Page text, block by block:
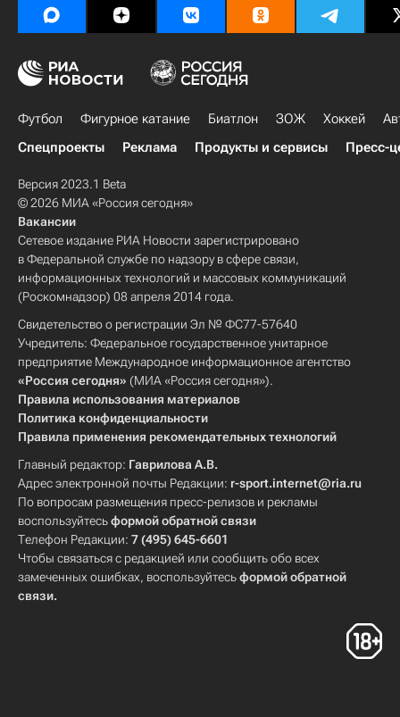
Футбол Фигурное катание Биатлон ЗОЖ Хоккей
Спецпроекты
Реклама Продукты и сервисы Пресс-
Версия 2023.1 Beta
© 2026 МИА «Россия сегодня»
Вакансии
Сетевое издание РИА Новости зарегистрировано
в Федеральной службе по надзору в сфере связи,
информационных технологий и массовых коммуникаций
(Роскомнадзор) 08 апреля 2014 года.
Свидетельство о регистрации Эл № ФС77-57640
Учредитель: Федеральное государственное унитарное
предприятие Международное информационное агентство
«Россия сегодня» (МИА «Россия сегодня»).
Правила использования материалов
Политика конфиденциальности
Правила применения рекомендательных технологий
Главный редактор: Гаврилова А.В.
Адрес электронной почты Редакции: r-sport.internet@ria.ru
По вопросам размещения пресс-релизов и рекламы
воспользуйтесьформой обратной связи
Телефон Редакции: 7 (495) 645-6601
Чтобы связаться с редакцией или сообщить обо всех
замеченных ошибках, воспользуйтесьформой обратной
связи.